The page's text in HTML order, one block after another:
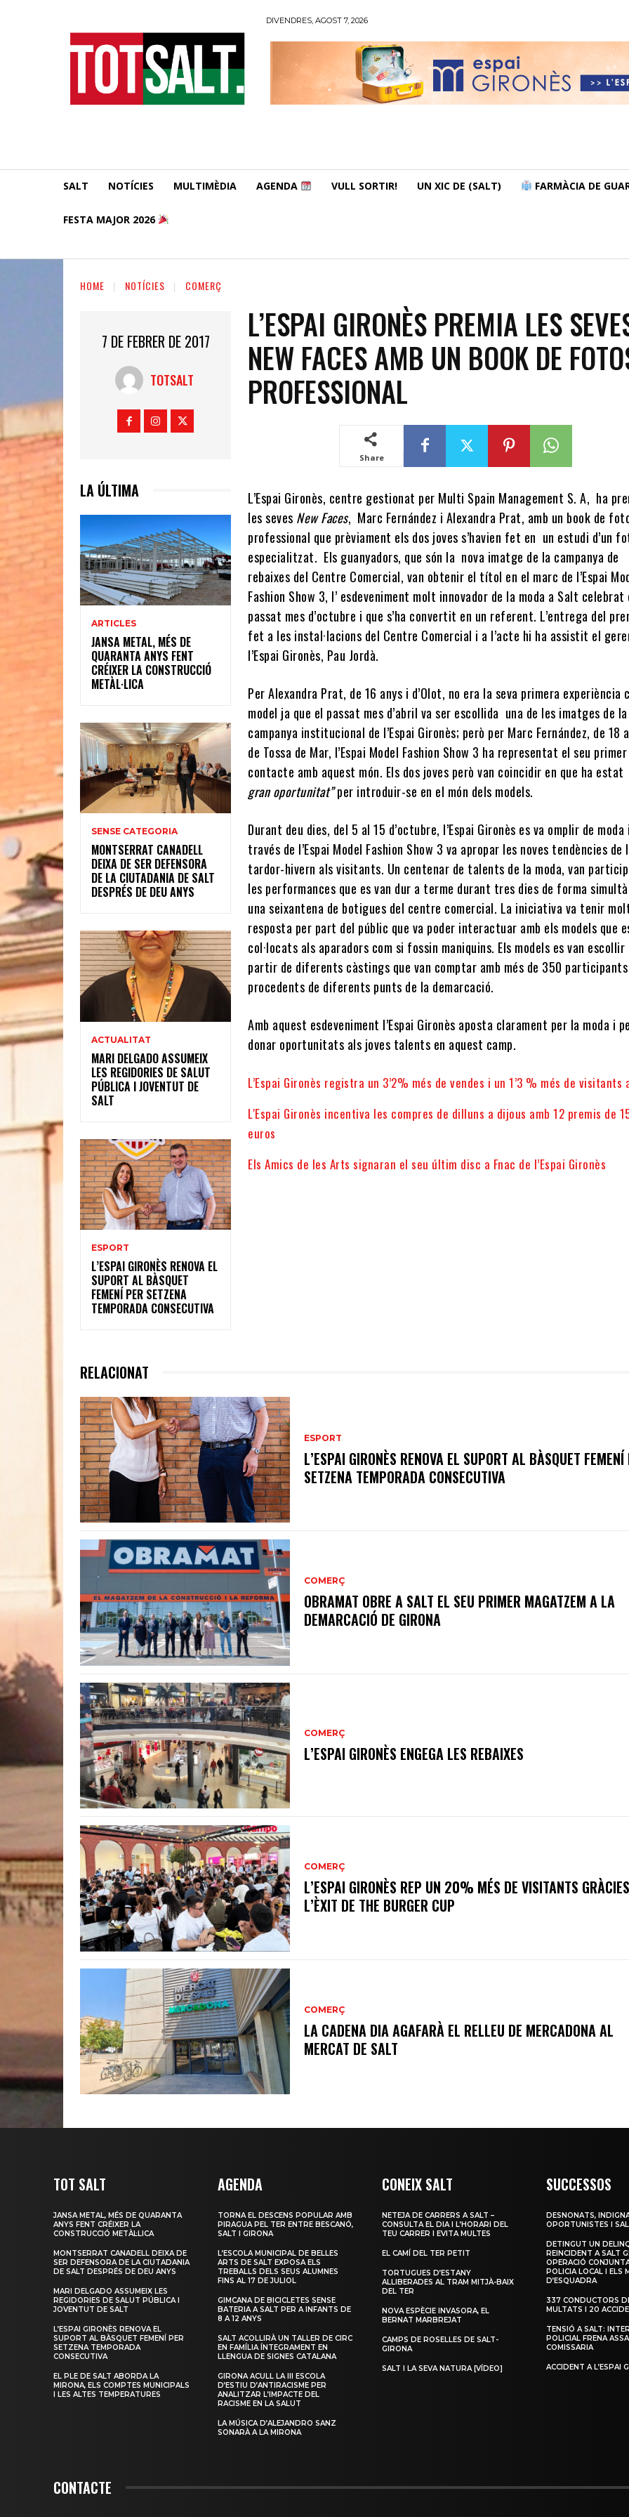
DIVENDRES, AGOST 7, 2026
SALT NOTÍCIES MULTIMÈDIA AGENDA VULL SORTIR! UN XIC DE (SALT) FARMÀCIA DE
FESTA MAJOR 2026
HOME NOTÍCIES COMERÇ
7 DE FEBRER DE 2017
TOTSALT
LA ÚLTIMA
ARTICLES
JANSA METAL, MÉS DE
QUARANTA ANYS FENT
CRÉIXER LA CONSTRUCCIÓ
METÀL·LICA
SENSE CATEGORIA
MONTSERRAT CANADELL
DEIXA DE SER DEFENSORA
DE LA CIUTADANIA DE SALT
DESPRÉS DE DEU ANYS
ACTUALITAT
MARI DELGADO ASSUMEIX
LES REGIDORIES DE SALUT
PÚBLICA I JOVENTUT DE
SALT
ESPORT
L’ESPAI GIRONÈS RENOVA EL
SUPORT AL BÀSQUET
FEMENÍ PER SETZENA
TEMPORADA CONSECUTIVA
L’ESPAI GIRONÈS PREMIA LES
NEW FACES AMB UN BOOK DE
PROFESSIONAL
Share
L’Espai Gironès, centre gestionat per Multi Spain Management S. A, ha
les seves New Faces, Marc Fernández i Alexandra Prat, amb un book de
professional que prèviament els dos joves s’havien fet en un estudi d’un
especialitzat. Els guanyadors, que són la nova imatge de la campanya de
rebaixes del Centre Comercial, van obtenir el títol en el marc de l’Espai
Fashion Show 3, l’ esdeveniment molt innovador de la moda a Salt celebrat
passat mes d’octubre i que s’ha convertit en un referent. L’entrega del
fet a les instal·lacions del Centre Comercial i a l’acte hi ha assistit el
l’Espai Gironès, Pau Jordà.
Per Alexandra Prat, de 16 anys i d’Olot, no era la seva primera experiència
model ja que el passat mes d’abril va ser escollida una de les imatges de la
campanya institucional de l’Espai Gironès; però per Marc Fernández, de 18
de Tossa de Mar, l’Espai Model Fashion Show 3 ha representat el seu primer
contacte amb aquest món. Els dos joves però van coincidir en que ha
gran oportunitat”per introduir-se en el món dels models.
Durant deu dies, del 5 al 15 d’octubre, l’Espai Gironès es va omplir de moda
través de l’Espai Model Fashion Show 3 va apropar les noves tendències de
tardor-hivern als visitants. Un centenar de talents de la moda, van
les performances que es van dur a terme durant tres dies de forma
una seixantena de botigues del centre comercial. La iniciativa va tenir
resposta per part del públic que va poder interactuar amb els models que
col·locats als aparadors com si fossin maniquins. Els models es van escollir
partir de diferents càstings que van comptar amb més de 350 participants
procedents de diferents punts de la demarcació.
Amb aquest esdeveniment l’Espai Gironès aposta clarament per la moda i
donar oportunitats als joves talents en aquest camp.
L’Espai Gironès registra un 3’2% més de vendes i un 1’3 % més de visitants
L'Espai Gironès incentiva les compres de dilluns a dijous amb 12 premis de
euros
Els Amics de les Arts signaran el seu últim disc a Fnac de l’Espai Gironès
RELACIONAT
ESPORT
L’ESPAI GIRONÈS RENOVA EL SUPORT AL BÀSQUET FEMENÍ
SETZENA TEMPORADA CONSECUTIVA
COMERÇ
OBRAMAT OBRE A SALT EL SEU PRIMER MAGATZEM A LA
DEMARCACIÓ DE GIRONA
COMERÇ
L’ESPAI GIRONÈS ENGEGA LES REBAIXES
COMERÇ
L’ESPAI GIRONÈS REP UN 20% MÉS DE VISITANTS
L’ÈXIT DE THE BURGER CUP
COMERÇ
LA CADENA DIA AGAFARÀ EL RELLEU DE MERCADONA AL
MERCAT DE SALT
TOT SALT
JANSA METAL, MÉS DE QUARANTA
ANYS FENT CRÉIXER LA
CONSTRUCCIÓ METÀL·LICA
MONTSERRAT CANADELL DEIXA DE
SER DEFENSORA DE LA CIUTADANIA
DE SALT DESPRÉS DE DEU ANYS
MARI DELGADO ASSUMEIX LES
REGIDORIES DE SALUT PÚBLICA I
JOVENTUT DE SALT
L’ESPAI GIRONÈS RENOVA EL
SUPORT AL BÀSQUET FEMENÍ PER
SETZENA TEMPORADA
CONSECUTIVA
EL PLE DE SALT ABORDA LA
MIRONA, ELS COMPTES MUNICIPALS
I LES ALTES TEMPERATURES
AGENDA
TORNA EL DESCENS POPULAR AMB
PIRAGUA PEL TER ENTRE BESCANÓ,
SALT I GIRONA
L’ESCOLA MUNICIPAL DE BELLES
ARTS DE SALT EXPOSA ELS
TREBALLS DELS SEUS ALUMNES
FINS AL 17 DE JULIOL
GIMCANA DE BICICLETES SENSE
BATERIA A SALT PER A INFANTS DE
8 A 12 ANYS
SALT ACOLLIRÀ UN TALLER DE CIRC
EN FAMÍLIA ÍNTEGRAMENT EN
LLENGUA DE SIGNES CATALANA
GIRONA ACULL LA III ESCOLA
D’ESTIU D’ANTIRACISME PER
ANALITZAR L’IMPACTE DEL
RACISME EN LA SALUT
LA MÚSICA D’ALEJANDRO SANZ
SONARÀ A LA MIRONA
CONEIX SALT
NETEJA DE CARRERS A SALT –
CONSULTA EL DIA I L’HORARI DEL
TEU CARRER I EVITA MULTES
EL CAMÍ DEL TER PETIT
TORTUGUES D’ESTANY
ALLIBERADES AL TRAM MITJÀ-BAIX
DEL TER
NOVA ESPÈCIE INVASORA, EL
BERNAT MARBREJAT
CAMPS DE ROSELLES DE SALT-
GIRONA
SALT I LA SEVA NATURA [VÍDEO]
SUCCESSOS
DESNONATS,
OPORTUNISTES I
DETINGUT UN
REINCIDENT A SALT
OPERACIÓ
POLICIA LOCAL I ELS
D’ESQUADRA
337 CONDUCTORS
MULTATS I 20
TENSIÓ A SALT:
POLICIAL FRENA
COMISSARIA
ACCIDENT A L’ESPAI
CONTACTE